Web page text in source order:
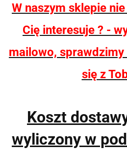
W naszym sklepie
Cię interesuje ? -
mailowo,
się z
Koszt
wyliczony w